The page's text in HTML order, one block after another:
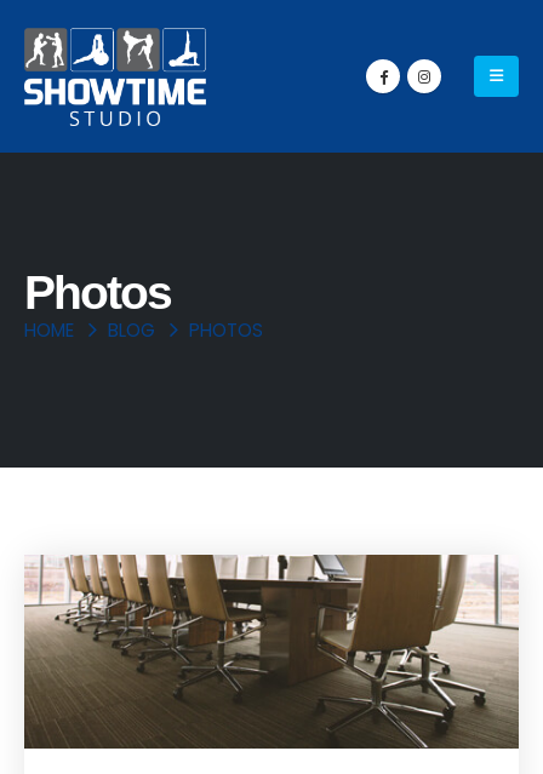
Photos
HOME BLOG PHOTOS
Blog Archive